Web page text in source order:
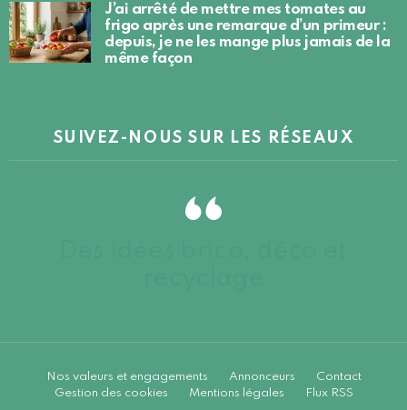
J’ai arrêté de mettre mes tomates au
frigo après une remarque d’un primeur :
depuis, je ne les mange plus jamais de la
même façon
SUIVEZ-NOUS SUR LES RÉSEAUX
Nos valeurs et engagements Annonceurs
Contact
Gestion des cookies
Mentions légales Flux RSS